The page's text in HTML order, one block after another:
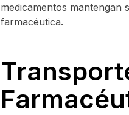
medicamentos mantengan
farmacéutica.